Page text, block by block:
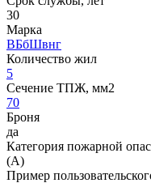
30
Марка
ВБбШвнг
Количество жил
5
Сечение ТПЖ, мм2
70
Броня
да
Категория пожарной
(A)
Пример